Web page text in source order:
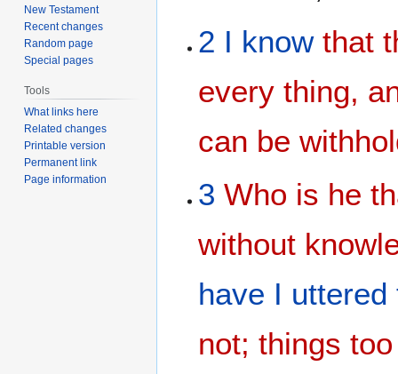
2 I know that
every thing,
can be
3 Who is he
without
have I uttered
not; things
New Testament
Recent changes
Random page
Special pages
Tools
What links here
Related changes
Printable version
Permanent link
Page information